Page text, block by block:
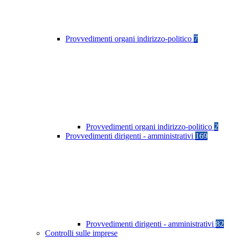
Provvedimenti organi indirizzo-politico 7
Provvedimenti organi indirizzo-politico 2
Provvedimenti dirigenti - amministrativi 169
Provvedimenti dirigenti - amministrativi 82
Controlli sulle imprese